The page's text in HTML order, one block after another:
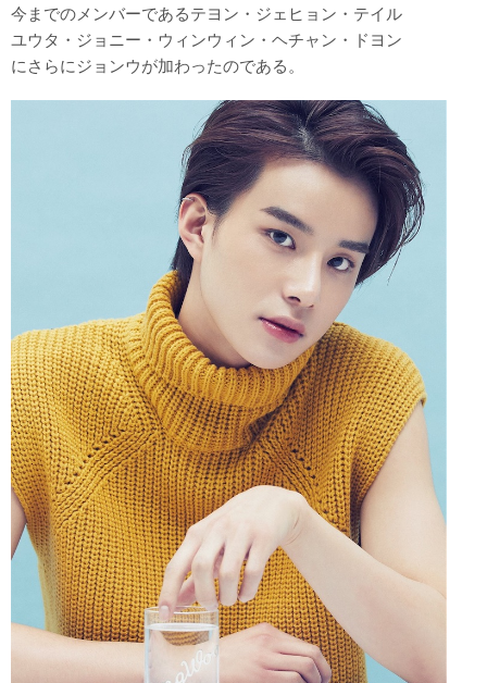
今までのメンバーであるテヨン・ジェヒョン・テイル
ユウタ・ジョニー・ウィンウィン・ヘチャン・ドヨン
にさらにジョンウが加わったのである。